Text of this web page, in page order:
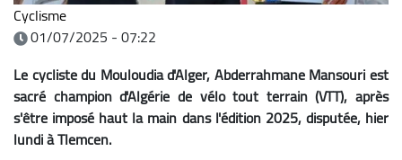
Cyclisme
01/07/2025 - 07:22
Le cycliste du Mouloudia d'Alger, Abderrahmane Mansouri est
sacré champion d'Algérie de vélo tout terrain (VTT), après
s'être imposé haut la main dans l'édition 2025, disputée, hier
lundi à Tlemcen.